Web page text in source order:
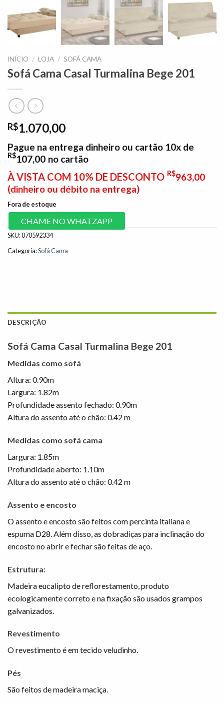
INÍCIO / LOJA / SOFÁ CAMA
Sofá Cama Casal Turmalina Bege 201
R$1.070,00
Pague na entrega dinheiro ou cartão 10x de
R$107,00 no cartão
À VISTA COM 10% DE DESCONTO R$963,00
(dinheiro ou débito na entrega)
Fora de estoque
CHAME NO WHATZAPP
SKU:070592334
Categoria:Sofá Cama
DESCRIÇÃO
Sofá Cama Casal Turmalina Bege 201
Medidas como sofá
Altura: 0.90m
Largura: 1.82m
Profundidade assento fechado: 0.90m
Altura do assento até o chão: 0.42 m
Medidas como sofá cama
Largura: 1.85m
Profundidade aberto: 1.10m
Altura do assento até o chão: 0.42 m
Assento e encosto
O assento e encosto são feitos com percinta italiana e
espuma D28. Além disso, as dobradiças para inclinação do
encosto no abrir e fechar são feitas de aço.
Estrutura:
Madeira eucalipto de reflorestamento, produto
ecologicamente correto e na fixação são usados grampos
galvanizados.
Revestimento
O revestimento é em tecido veludinho.
Pés
São feitos de madeira maciça.